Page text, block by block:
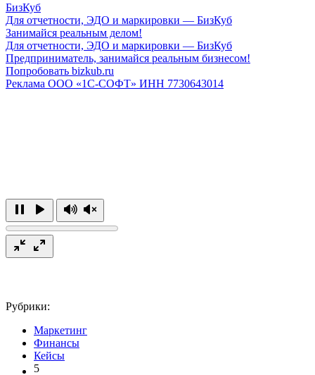
БизКуб
Для отчетности, ЭДО и маркировки — БизКуб
Занимайся реальным делом!
Для отчетности, ЭДО и маркировки — БизКуб
Предприниматель, занимайся реальным бизнесом!
Попробовать bizkub.ru
Реклама ООО «1С-СОФТ» ИНН 7730643014
Рубрики:
Маркетинг
Финансы
Кейсы
5